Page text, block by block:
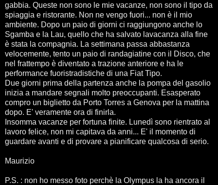
gabbia. Queste non sono le mie vacanze, non sono il tipo da
spiaggia e ristorante. Non ne vengo fuori... non è il mio
ambiente. Dopo un paio di giorni ci raggiungono anche lo
Sgamba e la Lau, quello che ha salvato lavacanza alla fine
è stata la compagnia. La settimana passa abbastanza
velocemente, tento un paio di randagiatine con il Disco, che
nel frattempo è diventato a trazione anteriore e ha le
performance fuoristradistiche di una Fiat Tipo.
Due giorni prima della partenza anche la pompa del gasolio
inizia a mandare segnali molto preoccupanti. Esasperato
compro un biglietto da Porto Torres a Genova per la mattina
dopo. E' veramente ora di finirla.
Insomma vacanze per fortuna finite. Lunedì sono rientrato al
lavoro felice, non mi capitava da anni... E' il momento di
guardare avanti e di provare a pianificare qualcosa di serio.
Maurizio
P.S. : non ho messo foto perchè la Olympus la ha ancora il